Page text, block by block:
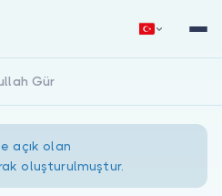
Gür
açık olan
oluşturulmuştur.